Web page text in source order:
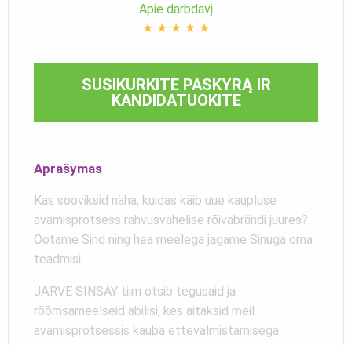
Apie darbdavį
★ ★ ★ ★ ★
SUSIKURKITE PASKYRĄ IR
KANDIDATUOKITE
Aprašymas
Kas sooviksid näha, kuidas käib uue kaupluse
avamisprotsess rahvusvahelise rõivabrändi juures?
Ootame Sind ning hea meelega jagame Sinuga oma
teadmisi.
JÄRVE SINSAY tiim otsib tegusaid ja
rõõmsameelseid abilisi, kes aitaksid meil
avamisprotsessis kauba ettevalmistamisega.